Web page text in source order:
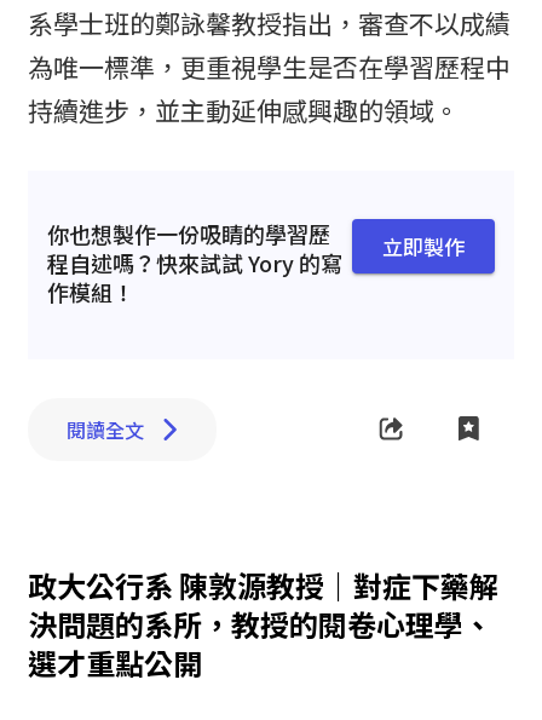
系學士班的鄭詠馨教授指出，審查不以成績
為唯一標準，更重視學生是否在學習歷程中
持續進步，並主動延伸感興趣的領域。
你也想製作一份吸睛的學習歷
程自述嗎？快來試試 Yory 的寫
作模組！
立即製作
閱讀全文
政大公行系 陳敦源教授｜對症下藥解
決問題的系所，教授的閱卷心理學、
選才重點公開